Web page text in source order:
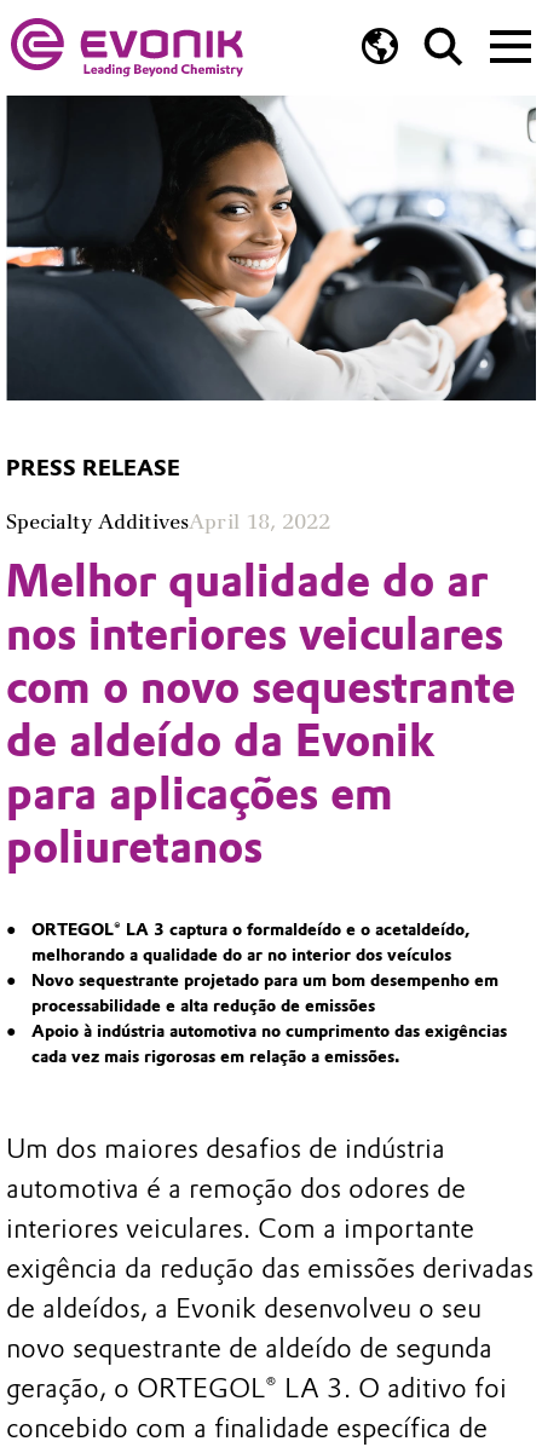
PRESS RELEASE
Specialty AdditivesApril 18, 2022
Melhor qualidade do ar
nos interiores veiculares
com o novo sequestrante
de aldeído da Evonik
para aplicações em
poliuretanos
ORTEGOL® LA 3 captura o formaldeído e o acetaldeído,
melhorando a qualidade do ar no interior dos veículos
Novo sequestrante projetado para um bom desempenho em
processabilidade e alta redução de emissões
Apoio à indústria automotiva no cumprimento das exigências
cada vez mais rigorosas em relação a emissões.
Um dos maiores desafios de indústria
automotiva é a remoção dos odores de
interiores veiculares. Com a importante
exigência da redução das emissões derivadas
de aldeídos, a Evonik desenvolveu o seu
novo sequestrante de aldeído de segunda
geração, o ORTEGOL® LA 3. O aditivo foi
concebido com a finalidade específica de